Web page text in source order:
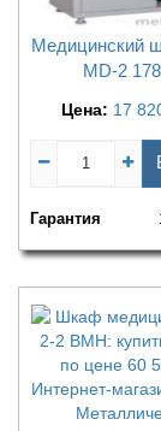
Медицинский
MD-2
Цена: 17
Гарантия